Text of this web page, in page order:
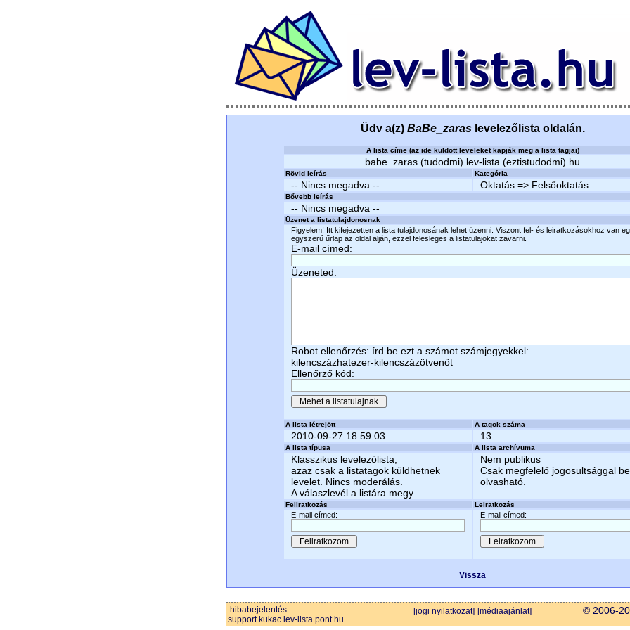
Üdv a(z) BaBe_zaraslevelezőlista oldalán.
A lista címe (az ide küldött leveleket kapják meg a lista tagjai)
babe_zaras (tudodmi) lev-lista (eztistudodmi) hu
Rövid leírás Kategória
-- Nincs megadva -- Oktatás => Felsőoktatás
Bővebb leírás
-- Nincs megadva --
Üzenet a listatulajdonosnak
Figyelem! Itt kifejezetten a lista tulajdonosának lehet üzenni. Viszont fel- és leiratkozásokhoz van
egyszerű űrlap az oldal alján, ezzel felesleges a listatulajokat zavarni.
E-mail címed:
Üzeneted:
Robot ellenőrzés: írd be ezt a számot számjegyekkel:
kilencszázhatezer-kilencszázötvenöt
Ellenőrző kód:
A lista létrejött A tagok száma
2010-09-27 18:59:03 13
A lista típusa A lista archívuma
Klasszikus levelezőlista,
azaz csak a listatagok küldhetnek
levelet. Nincs moderálás.
A válaszlevél a listára megy.
Nem publikus
Csak megfelelő jogosultsággal
olvasható.
Feliratkozás Leiratkozás
E-mail címed: E-mail címed:
Vissza
hibabejelentés:
support kukac lev-lista pont hu
© 2006-
[jogi nyilatkozat] [médiaajánlat]